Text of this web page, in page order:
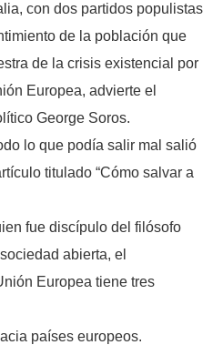
con dos partidos populistas
de la población que
de la crisis existencial por
Europea, advierte el
George Soros.
lo que podía salir mal salió
titulado “Cómo salvar a
fue discípulo del filósofo
abierta, el
Europea tiene tres
países europeos.